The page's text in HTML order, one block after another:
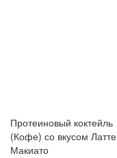
Протеиновый коктейль
(Кофе) со вкусом Латте
Макиато